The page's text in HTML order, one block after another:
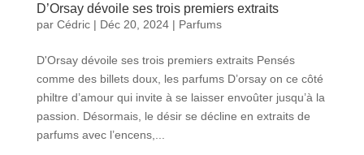
D’Orsay dévoile ses trois premiers extraits
par Cédric| Déc 20, 2024| Parfums
D'Orsay dévoile ses trois premiers extraits Pensés
comme des billets doux, les parfums D’orsay on ce côté
philtre d’amour qui invite à se laisser envoûter jusqu’à la
passion. Désormais, le désir se décline en extraits de
parfums avec l’encens,...